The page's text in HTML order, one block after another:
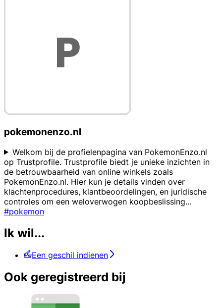
pokemonenzo.nl
Welkom bij de profielenpagina van PokemonEnzo.nl
op Trustprofile. Trustprofile biedt je unieke inzichten in
de betrouwbaarheid van online winkels zoals
PokemonEnzo.nl. Hier kun je details vinden over
klachtenprocedures, klantbeoordelingen, en juridische
controles om een weloverwogen koopbeslissing...
#pokemon
Ik wil...
Een geschil indienen
Ook geregistreerd bij